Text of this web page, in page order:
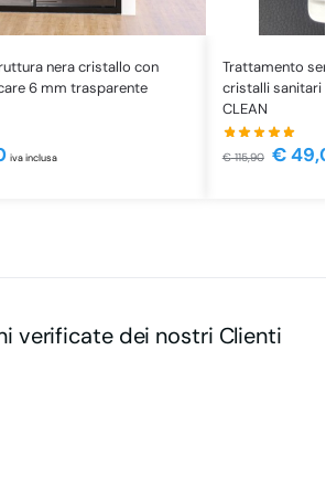
nera cristallo con
6 mm trasparente
iva inclusa
Trattamento
cristalli sanitari
CLEAN
€115,90 €
verificate dei nostri Clienti